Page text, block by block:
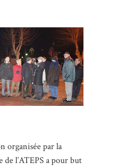
organisée par la
de l’ATEPS a pour but